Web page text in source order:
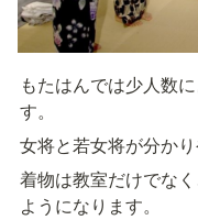
もたはんでは少人数
す。
女将と若女将が分か
着物は教室だけでな
ようになります。